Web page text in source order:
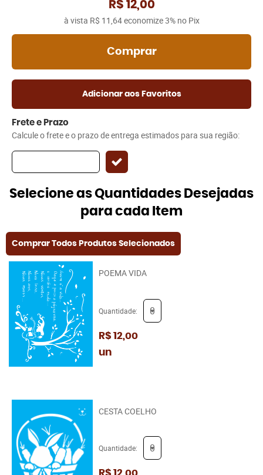
R$ 12,00
à vista R$ 11,64economize3% no Pix
Comprar
Adicionar aos Favoritos
Frete e Prazo
Calcule o frete e o prazo de entrega estimados para sua região:
Selecione as Quantidades Desejadas
para cada Item
Comprar Todos Produtos Selecionados
POEMA VIDA
Quantidade:
R$ 12,00
un
CESTA COELHO
Quantidade:
R$ 12,00